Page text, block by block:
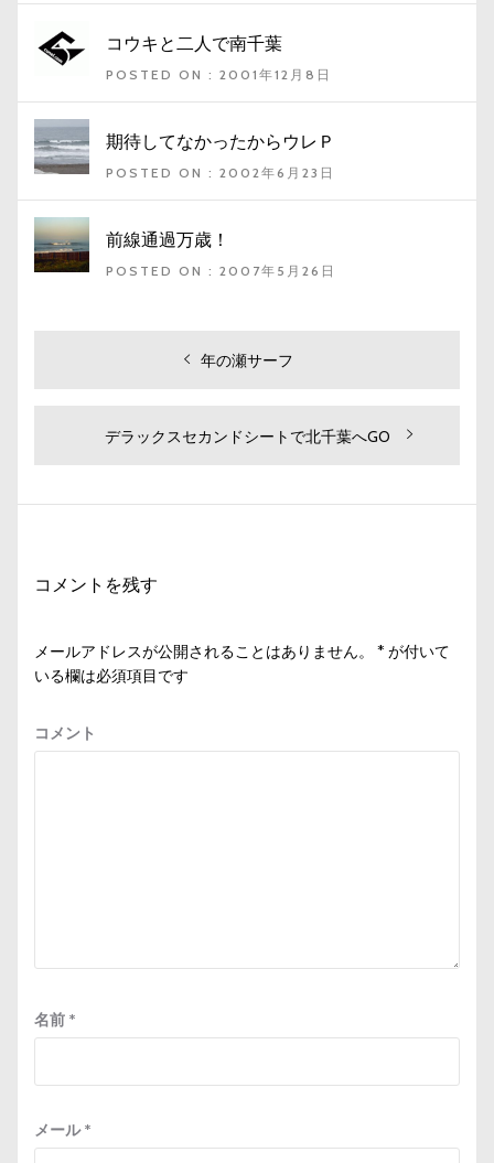
コウキと二人で南千葉
POSTED ON : 2001年12月8日
期待してなかったからウレＰ
POSTED ON : 2002年6月23日
前線通過万歳！
POSTED ON : 2007年5月26日
ョ
過
投
年の瀬サーフ
次
稿:
デラックスセカンドシートで北千葉へGO
コメントを残す
メールアドレスが公開されることはありません。 * が付いて
いる欄は必須項目です
コメント
名前 *
メール*